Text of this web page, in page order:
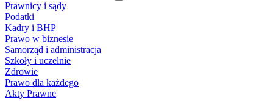
Prawnicy i sądy
Podatki
Kadry i BHP
Prawo w biznesie
Samorząd i administracja
Szkoły i uczelnie
Zdrowie
Prawo dla każdego
Akty Prawne